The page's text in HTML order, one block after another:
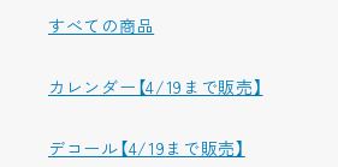
すべての商品
カレンダー【4/19まで販売】
デコール【4/19まで販売】